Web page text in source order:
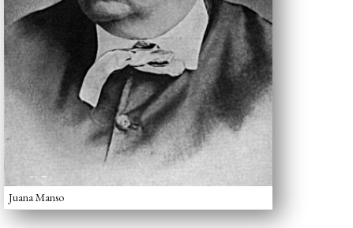
Juana Manso